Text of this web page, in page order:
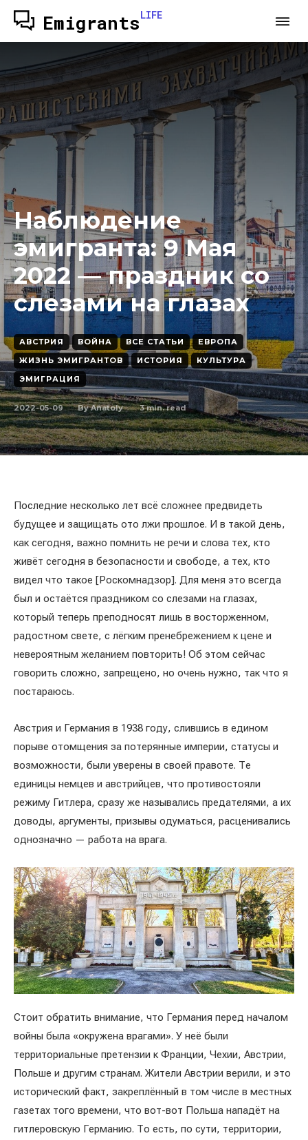
EmigrantsLIFE
Наблюдение
эмигранта: 9 Мая
2022 — праздник со
слезами на глазах
АВСТРИЯ ВОЙНА ВСЕ СТАТЬИ
ЕВРОПА
ЖИЗНЬ ЭМИГРАНТОВ
ИСТОРИЯ
КУЛЬТУРА
ЭМИГРАЦИЯ
2022-05-09 By Anatoly 3min. read
Последние несколько лет всё сложнее предвидеть
будущее и защищать ото лжи прошлое. И в такой день,
как сегодня, важно помнить не речи и слова тех, кто
живёт сегодня в безопасности и свободе, а тех, кто
видел что такое [Роскомнадзор]. Для меня это всегда
был и остаётся праздником со слезами на глазах,
который теперь преподносят лишь в восторженном,
радостном свете, с лёгким пренебрежением к цене и
невероятным желанием повторить! Об этом сейчас
говорить сложно, запрещено, но очень нужно, так что я
постараюсь.
Австрия и Германия в 1938 году, слившись в едином
порыве отомщения за потерянные империи, статусы и
возможности, были уверены в своей правоте. Те
единицы немцев и австрийцев, что противостояли
режиму Гитлера, сразу же назывались предателями, а их
доводы, аргументы, призывы одуматься, расценивались
однозначно — работа на врага.
Стоит обратить внимание, что Германия перед началом
войны была «окружена врагами». У неё были
территориальные претензии к Франции, Чехии, Австрии,
Польше и другим странам. Жители Австрии верили, и это
исторический факт, закреплённый в том числе в местных
газетах того времени, что вот-вот Польша нападёт на
гитлеровскую Германию. То есть, по сути, территории,